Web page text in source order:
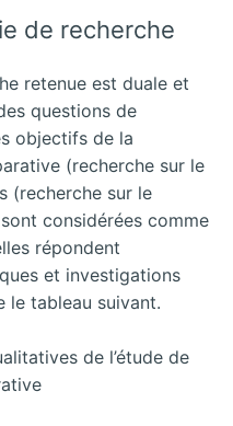
de recherche
retenue est duale et
questions de
objectifs de la
(recherche sur le
(recherche sur le
considérées comme
répondent
et investigations
le tableau suivant.
de l’étude de